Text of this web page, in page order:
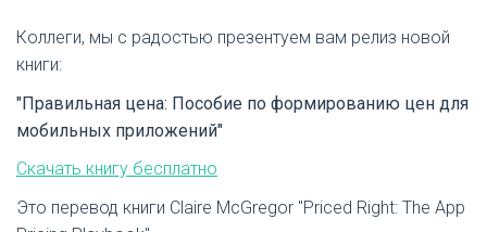
Коллеги, мы с радостью презентуем вам релиз новой
книги:
"Правильная цена: Пособие по формированию цен для
мобильных приложений"
Скачать книгу бесплатно
Это перевод книги Claire McGregor "Priced Right: The App